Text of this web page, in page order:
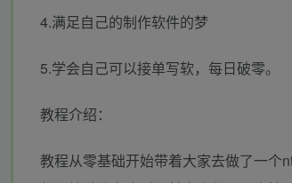
4.满足自己的制作软件的梦
5.学会自己可以接单写软，每日破零。
教程介绍：
教程从零基础开始带着大家去做了一个